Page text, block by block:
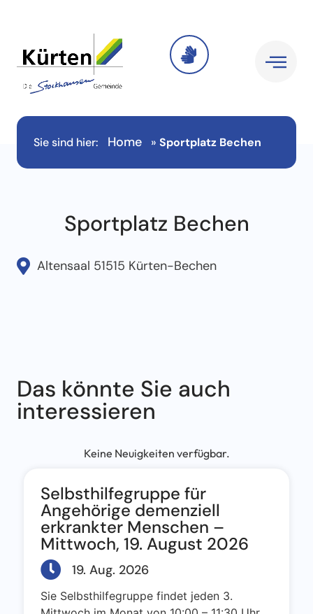
Sie sind hier: Home » Sportplatz Bechen
Sportplatz Bechen
Altensaal 51515 Kürten-Bechen
Das könnte Sie auch
interessieren
Keine Neuigkeiten verfügbar.
Selbsthilfegruppe für
Angehörige demenziell
erkrankter Menschen –
Mittwoch, 19. August 2026
19. Aug. 2026
Sie Selbsthilfegruppe findet jeden 3.